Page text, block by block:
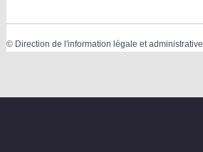
© Direction de l'information légale et administrative